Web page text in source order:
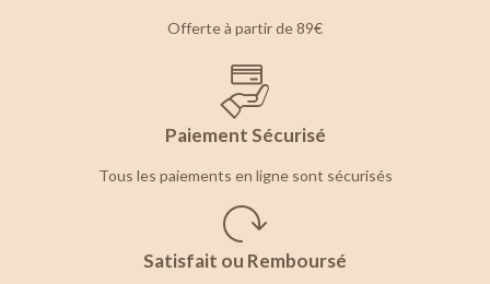
Offerte à partir de 89€
Paiement Sécurisé
Tous les paiements en ligne sont sécurisés
Satisfait ou Remboursé